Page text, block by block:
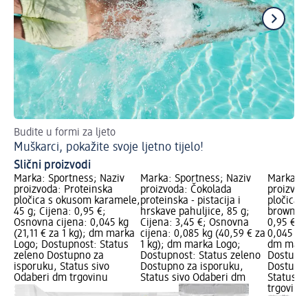
Budite u formi za ljeto
Muškarci, pokažite svoje ljetno tijelo!
Slični proizvodi
Marka: Sportness; Naziv
proizvoda: Proteinska
pločica s okusom karamele,
45 g; Cijena: 0,95 €;
Osnovna cijena: 0,045 kg
(21,11 € za 1 kg); dm marka
Logo; Dostupnost: Status
zeleno Dostupno za
isporuku, Status sivo
Odaberi dm trgovinu
Marka: Sportness; Naziv
proizvoda: Čokolada
proteinska - pistacija i
hrskave pahuljice, 85 g;
Cijena: 3,45 €; Osnovna
cijena: 0,085 kg (40,59 € za
1 kg); dm marka Logo;
Dostupnost: Status zeleno
Dostupno za isporuku,
Status sivo Odaberi dm
Marka:
pločica
0,95 €;
0,045 kg
dm
Status
trgovinu